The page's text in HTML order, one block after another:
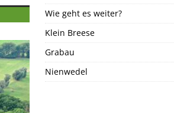
Wie geht es weiter?
Klein Breese
Grabau
Nienwedel